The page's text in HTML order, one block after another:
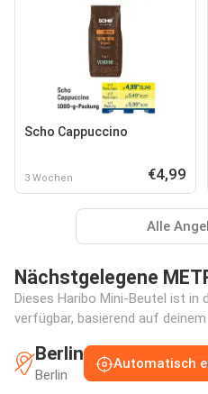
Scho Cappuccino
3 Wochen €4,99
Alle
Nächstgelegene
Dieses Haribo Mini-Beutel ist in
verfügbar, basierend auf
Berlin
Berlin
Automatisch